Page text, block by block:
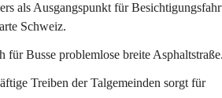
als Ausgangspunkt für
Schweiz.
für Busse problemlose breite
Treiben der Talgemeinden sorgt für